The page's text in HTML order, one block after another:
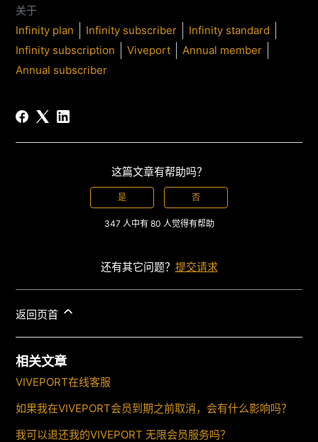
关于
Infinity plan
Infinity subscriber
Infinity standard
Infinity subscription
Viveport
Annual member
Annual subscriber
这篇文章有帮助吗？
是 否
347 人中有 80 人觉得有帮助
还有其它问题？ 提交请求
返回页首
相关文章
VIVEPORT在线客服
如果我在VIVEPORT会员到期之前取消，会有什么影响吗？
我可以退还我的VIVEPORT 无限会员服务吗？